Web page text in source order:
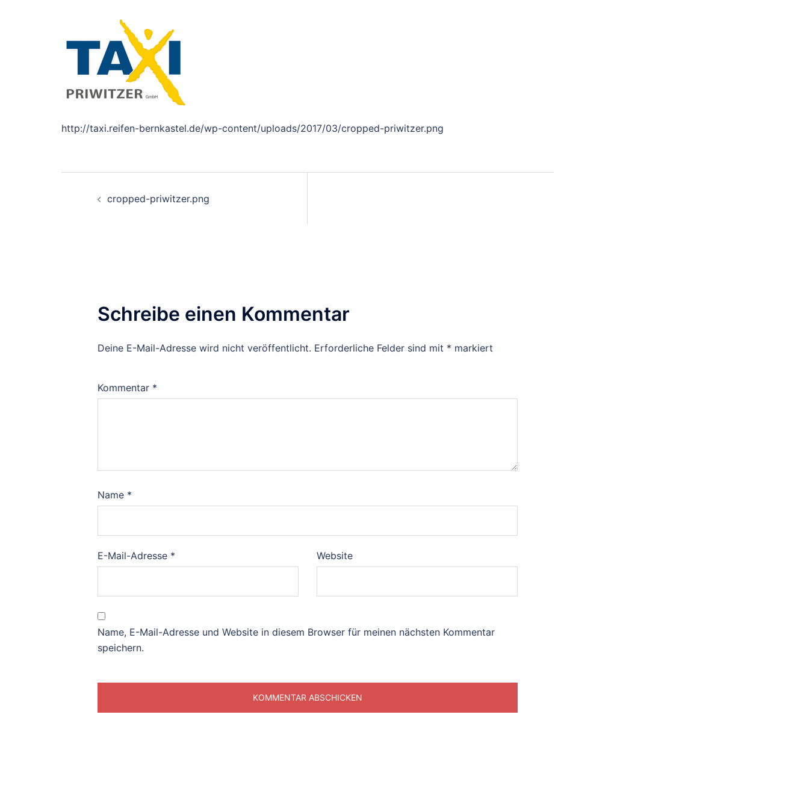
http://taxi.reifen-bernkastel.de/wp-content/uploads/2017/03/cropped-priwitzer.png
cropped-priwitzer.png
Schreibe einen Kommentar
Deine E-Mail-Adresse wird nicht veröffentlicht. Erforderliche Felder sind mit * markiert
Kommentar *
Name *
E-Mail-Adresse * Website
Name, E-Mail-Adresse und Website in diesem Browser für meinen nächsten Kommentar
speichern.